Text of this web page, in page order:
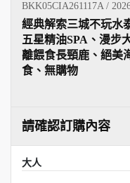
BKK05CIA261117A /
經典解索三城不玩水
五星精油SPA、漫步
離餵食長頸鹿、絕美
食、無購物
請確認訂購內容
大人